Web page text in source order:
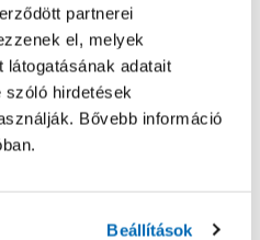
partnerei
el, melyek
látogatásának adatait
hirdetések
Bővebb információ
Beállítások